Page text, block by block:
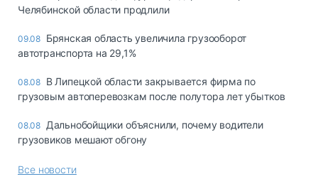
Челябинской области продлили
09.08 Брянская область увеличила грузооборот
автотранспорта на 29,1%
08.08 В Липецкой области закрывается фирма по
грузовым автоперевозкам после полутора лет убытков
08.08 Дальнобойщики объяснили, почему водители
грузовиков мешают обгону
Все новости